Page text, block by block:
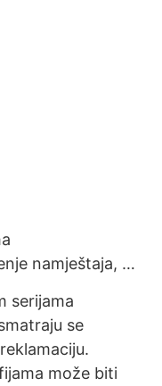
namještaja, …
serijama
se
može biti